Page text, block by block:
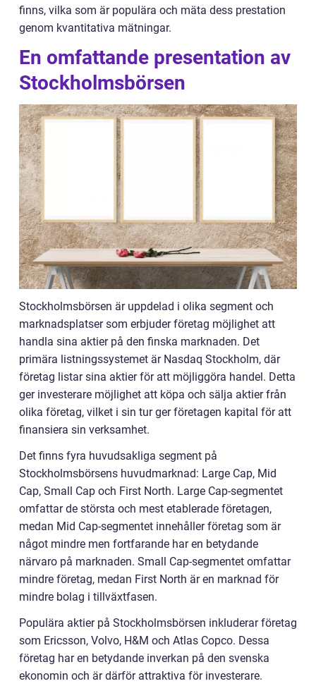
finns, vilka som är populära och mäta dess prestation
genom kvantitativa mätningar.
En omfattande presentation av
Stockholmsbörsen
Stockholmsbörsen är uppdelad i olika segment och
marknadsplatser som erbjuder företag möjlighet att
handla sina aktier på den finska marknaden. Det
primära listningssystemet är Nasdaq Stockholm, där
företag listar sina aktier för att möjliggöra handel. Detta
ger investerare möjlighet att köpa och sälja aktier från
olika företag, vilket i sin tur ger företagen kapital för att
finansiera sin verksamhet.
Det finns fyra huvudsakliga segment på
Stockholmsbörsens huvudmarknad: Large Cap, Mid
Cap, Small Cap och First North. Large Cap-segmentet
omfattar de största och mest etablerade företagen,
medan Mid Cap-segmentet innehåller företag som är
något mindre men fortfarande har en betydande
närvaro på marknaden. Small Cap-segmentet omfattar
mindre företag, medan First North är en marknad för
mindre bolag i tillväxtfasen.
Populära aktier på Stockholmsbörsen inkluderar företag
som Ericsson, Volvo, H&M och Atlas Copco. Dessa
företag har en betydande inverkan på den svenska
ekonomin och är därför attraktiva för investerare.